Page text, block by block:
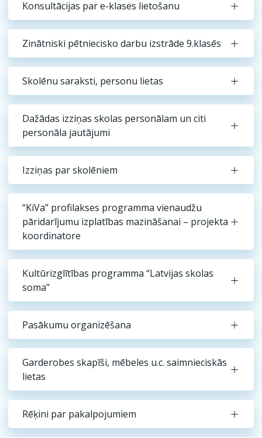
Konsultācijas par e-klases lietošanu
Zinātniski pētniecisko darbu izstrāde 9.klasēs
Skolēnu saraksti, personu lietas
Dažādas izziņas skolas personālam un citi
personāla jautājumi
Izziņas par skolēniem
“KiVa” profilakses programma vienaudžu
pāridarījumu izplatības mazināšanai – projekta
koordinatore
Kultūrizglītības programma “Latvijas skolas
soma”
Pasākumu organizēšana
Garderobes skapīši, mēbeles u.c. saimnieciskās
lietas
Rēķini par pakalpojumiem